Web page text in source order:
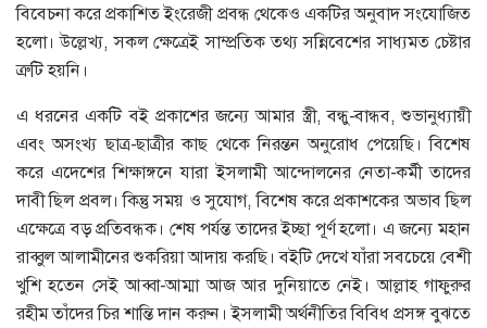
বিবেচনা করে প্রকাশিত ইংরেজী প্রবন্ধ থেকেও একটির অনুবাদ সংযোজিত
হলো। উল্লেখ্য, সকল ক্ষেত্রেই সাম্প্রতিক তথ্য সন্নিবেশের সাধ্যমত চেষ্টার
ত্রুটি হয়নি।
এ ধরনের একটি বই প্রকাশের জন্যে আমার স্ত্রী, বন্ধু-বান্ধব, শুভানুধ্যায়ী
এবং অসংখ্য ছাত্র-ছাত্রীর কাছ থেকে নিরন্তন অনুরোধ পেয়েছি। বিশেষ
করে এদেশের শিক্ষাঙ্গনে যারা ইসলামী আন্দোলনের নেতা-কর্মী তাদের
দাবী ছিল প্রবল। কিন্তু সময় ও সুযোগ, বিশেষ করে প্রকাশকের অভাব ছিল
এক্ষেত্রে বড় প্রতিবন্ধক। শেষ পর্যন্ত তাদের ইচ্ছা পূর্ণ হলো। এ জন্যে মহান
রাব্বুল আলামীনের শুকরিয়া আদায় করছি। বইটি দেখে যাঁরা সবচেয়ে বেশী
খুশি হতেন সেই আব্বা-আম্মা আজ আর দুনিয়াতে নেই। আল্লাহ গাফুরুর
রহীম তাঁদের চির শান্তি দান করুন। ইসলামী অর্থনীতির বিবিধ প্রসঙ্গ বুঝতে